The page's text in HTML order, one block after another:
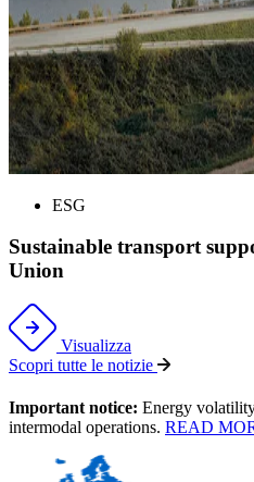
ESG
Sustainable transport
Union
Visualizza
Scopri tutte le notizie
Important notice: Energy
intermodal operations. READ